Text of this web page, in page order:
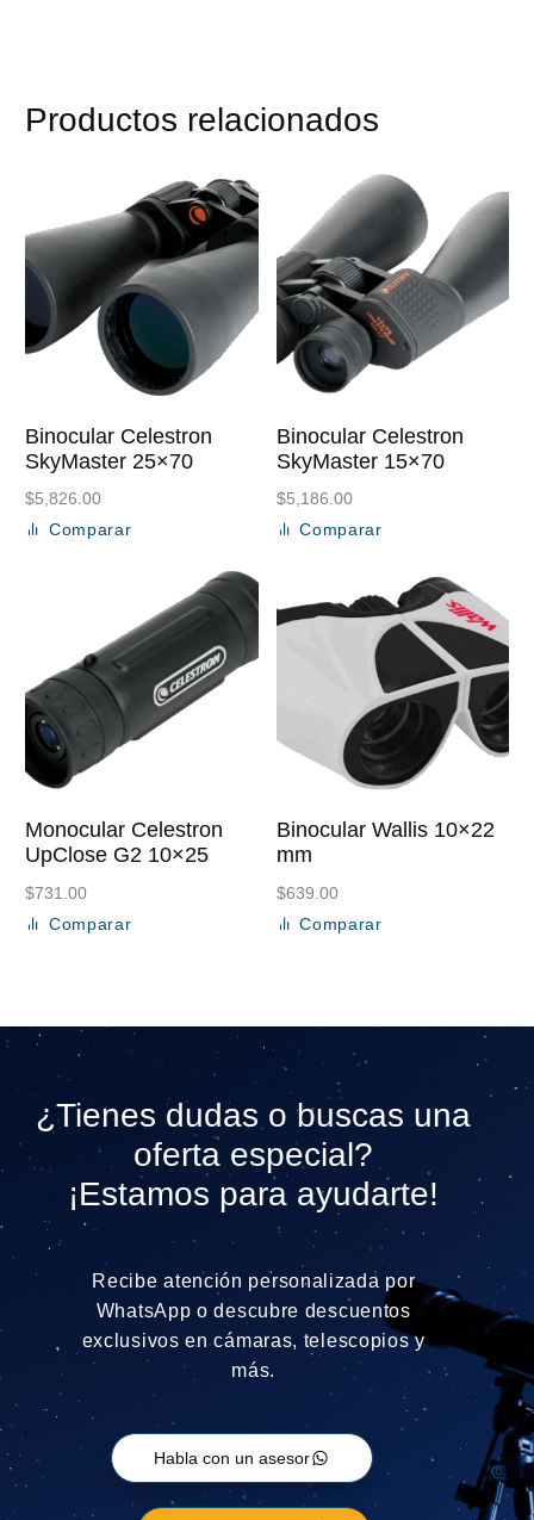
Productos relacionados
Binocular Celestron
SkyMaster 25×70
$5,826.00
Añadir al carrito
Comparar
Binocular Celestron
SkyMaster 15×70
$5,186.00
Añadir al carrito
Comparar
Monocular Celestron
UpClose G2 10×25
$731.00
Añadir al carrito
Comparar
Binocular Wallis 10×22
mm
$639.00
Añadir al carrito
Comparar
¿Tienes dudas o buscas una
oferta especial?
¡Estamos para ayudarte!
Recibe atención personalizada por
WhatsApp o descubre descuentos
exclusivos en cámaras, telescopios y
más.
Habla con un asesor